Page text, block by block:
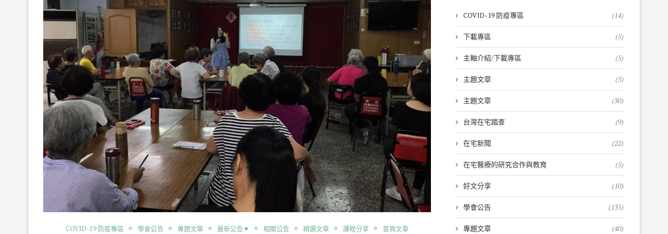
COVID-19 防疫專區 學會公告 專題文章 最新公告▼ 相關公告 精選文章 課程分享 首頁文章
COVID-19 防疫專區 (14)
下載專區 (5)
主軸介紹/下載專區 (5)
主題文章 (5)
主題文章 (30)
台灣在宅踏查 (9)
在宅新聞 (22)
在宅醫療的研究合作與教育 (5)
好文分享 (10)
學會公告 (135)
專題文章 (40)